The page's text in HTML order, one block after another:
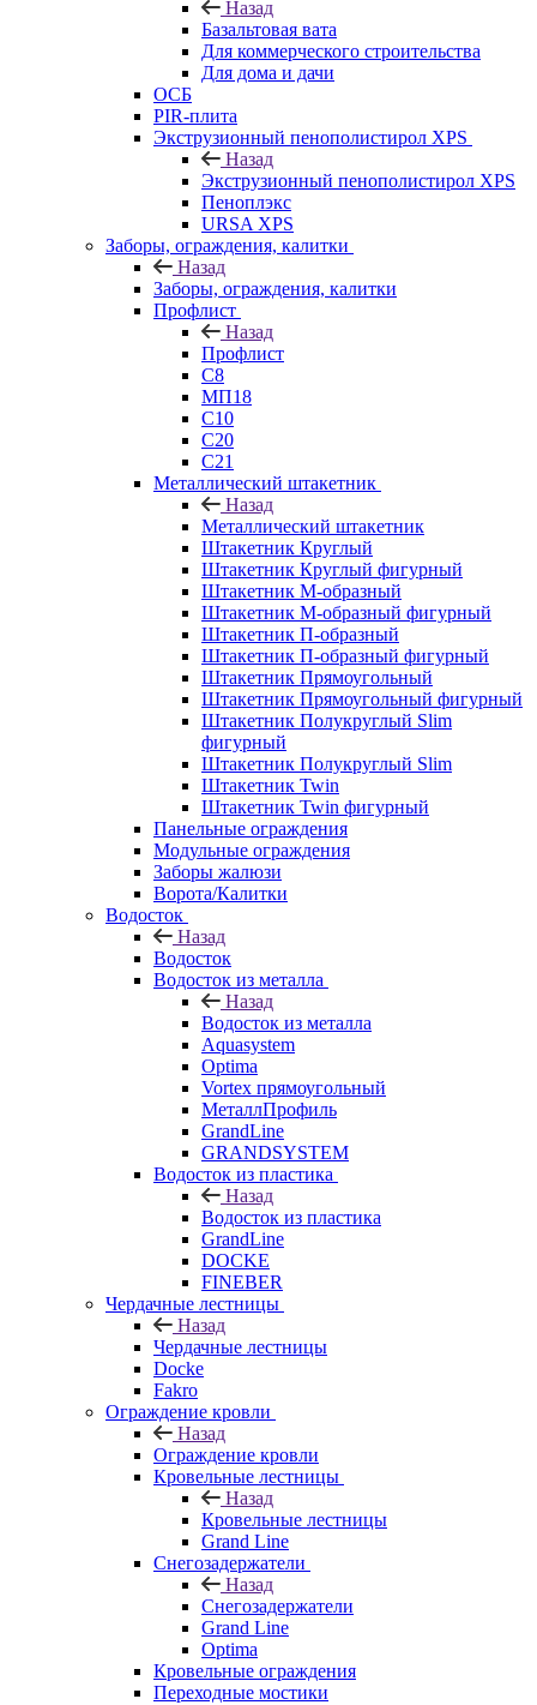
Назад
Базальтовая вата
Для коммерческого строительства
Для дома и дачи
ОСБ
PIR-плита
Экструзионный пенополистирол XPS
Назад
Экструзионный пенополистирол XPS
Пеноплэкс
URSA XPS
Заборы, ограждения, калитки
Назад
Заборы, ограждения, калитки
Профлист
Назад
Профлист
С8
МП18
С10
С20
С21
Металлический штакетник
Назад
Металлический штакетник
Штакетник Круглый
Штакетник Круглый фигурный
Штакетник М-образный
Штакетник М-образный фигурный
Штакетник П-образный
Штакетник П-образный фигурный
Штакетник Прямоугольный
Штакетник Прямоугольный фигурный
Штакетник Полукруглый Slim
фигурный
Штакетник Полукруглый Slim
Штакетник Twin
Штакетник Twin фигурный
Панельные ограждения
Модульные ограждения
Заборы жалюзи
Ворота/Калитки
Водосток
Назад
Водосток
Водосток из металла
Назад
Водосток из металла
Aquasystem
Optima
Vortex прямоугольный
МеталлПрофиль
GrandLine
GRANDSYSTEM
Водосток из пластика
Назад
Водосток из пластика
GrandLine
DOCKE
FINEBER
Чердачные лестницы
Назад
Чердачные лестницы
Docke
Fakro
Ограждение кровли
Назад
Ограждение кровли
Кровельные лестницы
Назад
Кровельные лестницы
Grand Line
Снегозадержатели
Назад
Снегозадержатели
Grand Line
Optima
Кровельные ограждения
Переходные мостики